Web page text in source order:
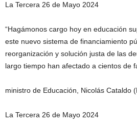
La Tercera 26 de Mayo 2024
“Hagámonos cargo hoy en educación
este nuevo sistema de financiamiento
reorganización y solución justa de las
largo tiempo han afectado a cientos de
ministro de Educación, Nicolás Cataldo
La Tercera 26 de Mayo 2024